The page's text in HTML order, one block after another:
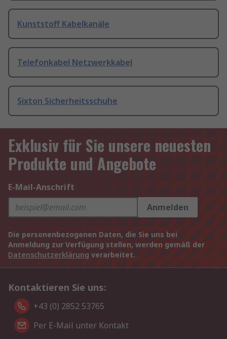
Kunststoff Kabelkanäle
Telefonkabel Netzwerkkabel
Sixton Sicherheitsschuhe
Exklusiv für Sie unsere neuesten
Produkte und Angebote
E-Mail-Anschrift
Anmelden
Die personenbezogenen Daten, die Sie uns bei
Anmeldung zur Verfügung stellen, werden gemäß der
Datenschutzerklärung verarbeitet.
Kontaktieren Sie uns:
+43 (0) 2852 53765
Per E-Mail unter Kontakt